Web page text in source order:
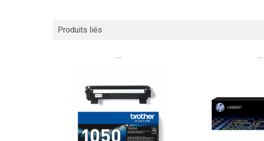
Produits liés
``` ```